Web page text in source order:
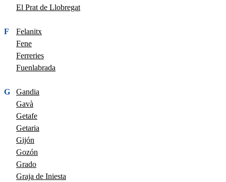
El Prat de Llobregat
F
Felanitx
Fene
Ferreries
Fuenlabrada
G
Gandia
Gavà
Getafe
Getaria
Gijón
Gozón
Grado
Graja de Iniesta